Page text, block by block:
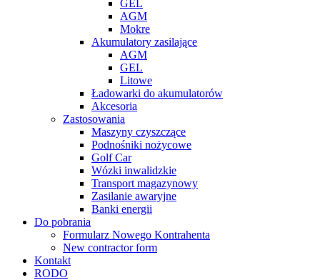
GEL
AGM
Mokre
Akumulatory zasilające
AGM
GEL
Litowe
Ładowarki do akumulatorów
Akcesoria
Zastosowania
Maszyny czyszczące
Podnośniki nożycowe
Golf Car
Wózki inwalidzkie
Transport magazynowy
Zasilanie awaryjne
Banki energii
Do pobrania
Formularz Nowego Kontrahenta
New contractor form
Kontakt
RODO